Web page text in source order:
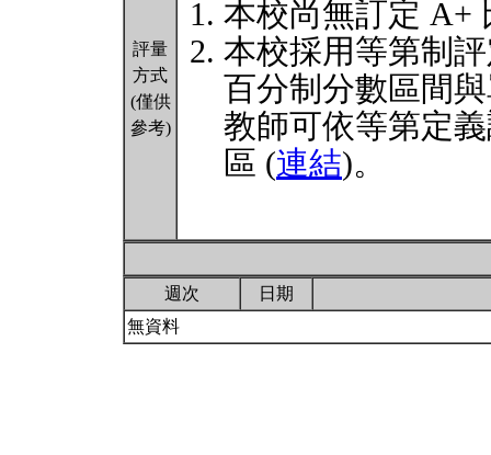
評量
方式
(僅供
參考)
本校尚無訂定 A+
本校採用等第制
百分制分數區間
教師可依等第定
區 (連結)。
週次
日期
無資料